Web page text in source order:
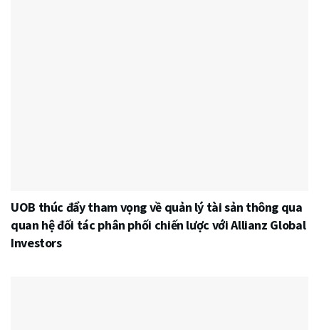
UOB thúc đẩy tham vọng về quản lý tài sản thông qua
quan hệ đối tác phân phối chiến lược với Allianz Global
Investors